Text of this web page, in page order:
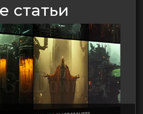
статьи